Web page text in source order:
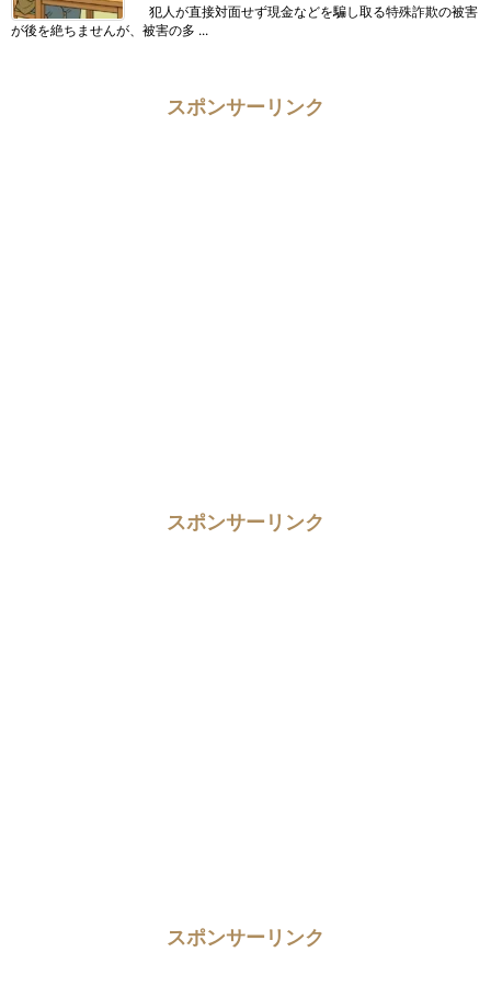
犯人が直接対面せず現金などを騙し取る特殊詐欺の被害
が後を絶ちませんが、被害の多 ...
スポンサーリンク
スポンサーリンク
スポンサーリンク